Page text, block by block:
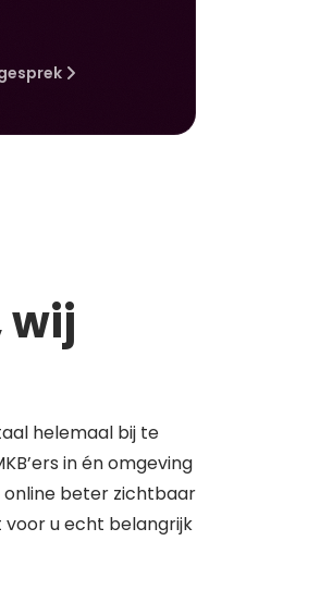
wij
helemaal bij te
in én omgeving
beter zichtbaar
u echt belangrijk